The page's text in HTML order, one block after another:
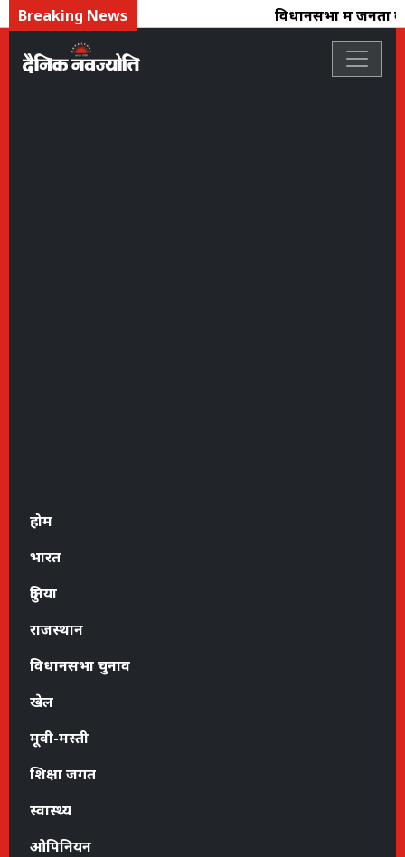
Breaking News विधानसभा में जनता
होम
भारत
दुनिया
राजस्थान
विधानसभा चुनाव
खेल
मूवी-मस्ती
शिक्षा जगत
स्वास्थ्य
ओपिनियन